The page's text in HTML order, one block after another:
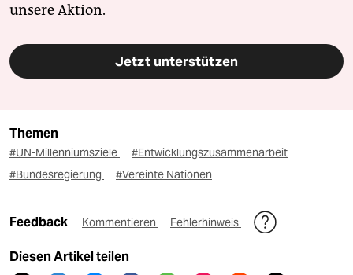
unsere Aktion.
Jetzt unterstützen
Themen
#UN-Millenniumsziele
#Entwicklungszusammenarbeit
#Bundesregierung
#Vereinte Nationen
Feedback Kommentieren Fehlerhinweis
Diesen Artikel teilen